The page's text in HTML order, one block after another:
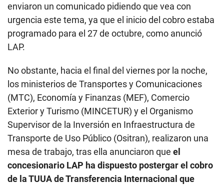
enviaron un comunicado pidiendo que vea con
urgencia este tema, ya que el inicio del cobro estaba
programado para el 27 de octubre, como anunció
LAP.
No obstante, hacia el final del viernes por la noche,
los ministerios de Transportes y Comunicaciones
(MTC), Economía y Finanzas (MEF), Comercio
Exterior y Turismo (MINCETUR) y el Organismo
Supervisor de la Inversión en Infraestructura de
Transporte de Uso Público (Ositran), realizaron una
mesa de trabajo, tras ella anunciaron que el
concesionario LAP ha dispuesto postergar el cobro
de la TUUA de Transferencia Internacional que